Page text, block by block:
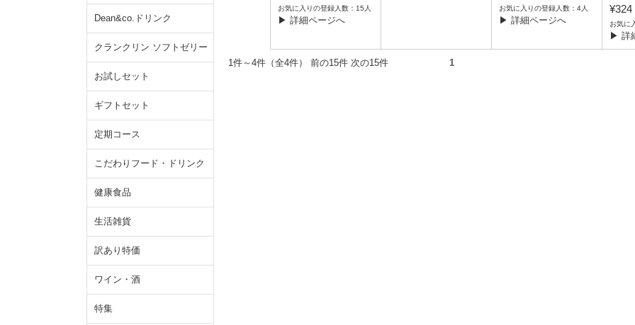
Dean&co.ドリンク
クランクリン ソフトゼリー
お試しセット
ギフトセット
定期コース
こだわりフード・ドリンク
健康食品
生活雑貨
訳あり特価
ワイン・酒
特集
お気に入りの登録人数：15人
▶ 詳細ページへ
お気に入りの登録人数：4人
▶ 詳細ページへ
¥324
お気に
▶ 詳
1件～4件（全4件） 前の15件 次の15件 1